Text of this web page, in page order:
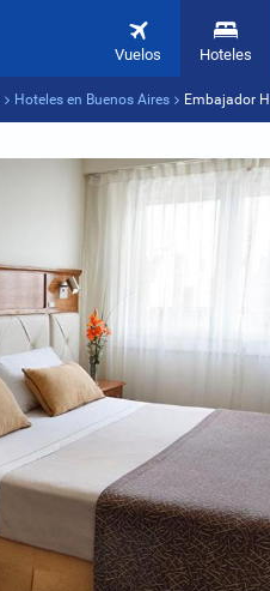
Vuelos Hoteles
Hoteles en Buenos Aires Embajador